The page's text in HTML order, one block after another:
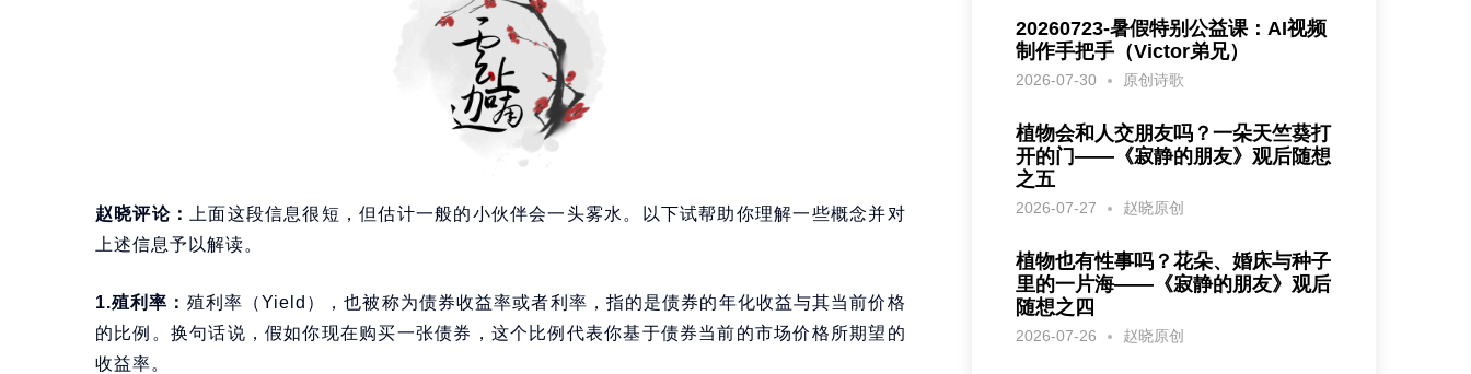
赵晓评论：
上面这段信息很短，但估计一般的小伙伴会一头雾水。以下试帮助你理解一些概念并对
上述信息予以解读。
1.殖利率： 殖利率（Yield），也被称为债券收益率或者利率，指的是债券的年化收益与其当前价格
的比例。换句话说，假如你现在购买一张债券，这个比例代表你基于债券当前的市场价格所期望的
收益率。
20260723-暑假特别公益课：AI视频
制作手把手（Victor弟兄）
2026-07-30 原创诗歌
植物会和人交朋友吗？一朵天竺葵打
开的门——《寂静的朋友》观后随想
之五
2026-07-27 赵晓原创
植物也有性事吗？花朵、婚床与种子
里的一片海——《寂静的朋友》观后
随想之四
2026-07-26 赵晓原创